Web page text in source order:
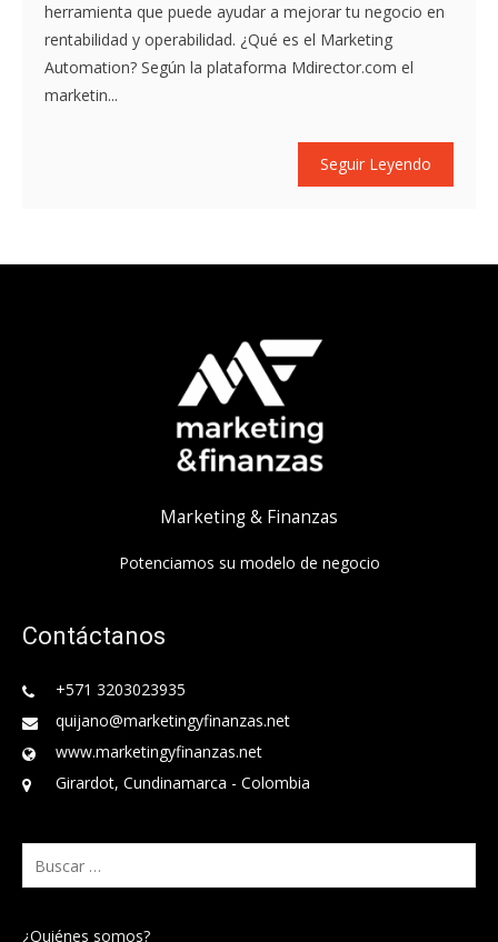
herramienta que puede ayudar a mejorar tu negocio en
rentabilidad y operabilidad. ¿Qué es el Marketing
Automation? Según la plataforma Mdirector.com el
marketin...
Seguir Leyendo
Marketing & Finanzas
Potenciamos su modelo de negocio
Contáctanos
+571 3203023935
quijano@marketingyfinanzas.net
www.marketingyfinanzas.net
Girardot, Cundinamarca - Colombia
Buscar:
¿Quiénes somos?